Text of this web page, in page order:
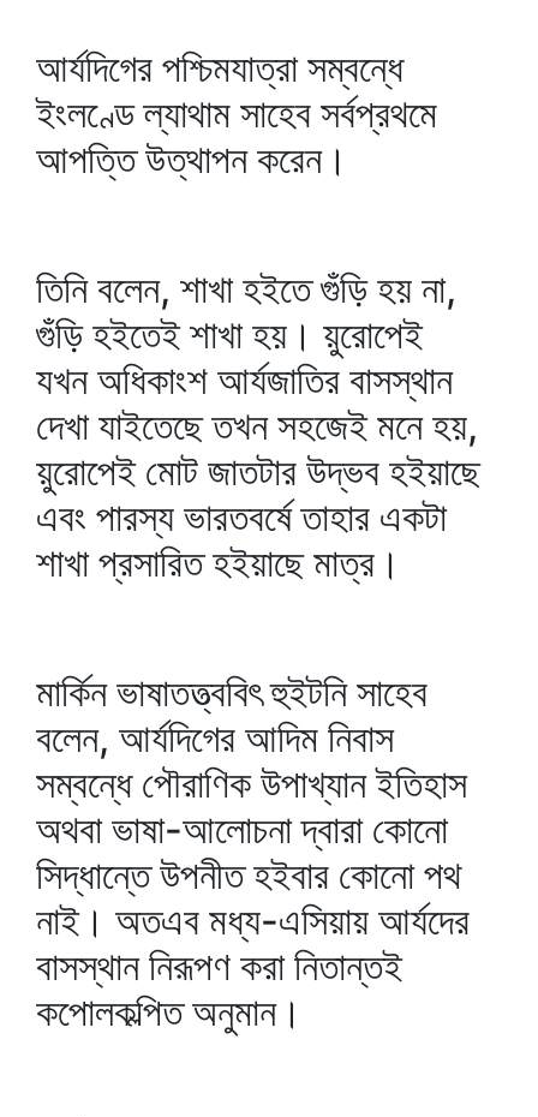
আর্যদিগের পশ্চিমযাত্রা সম্বন্ধে
ইংলণ্ডে ল্যাথাম সাহেব সর্বপ্রথমে
আপত্তি উত্থাপন করেন।
তিনি বলেন, শাখা হইতে গুঁড়ি হয় না,
গুঁড়ি হইতেই শাখা হয়। য়ুরোপেই
যখন অধিকাংশ আর্যজাতির বাসস্থান
দেখা যাইতেছে তখন সহজেই মনে হয়,
য়ুরোপেই মোট জাতটার উদ্ভব হইয়াছে
এবং পারস্য ভারতবর্ষে তাহার একটা
শাখা প্রসারিত হইয়াছে মাত্র।
মার্কিন ভাষাতত্ত্ববিৎ হুইটনি সাহেব
বলেন, আর্যদিগের আদিম নিবাস
সম্বন্ধে পৌরাণিক উপাখ্যান ইতিহাস
অথবা ভাষা-আলোচনা দ্বারা কোনো
সিদ্ধান্তে উপনীত হইবার কোনো পথ
নাই। অতএব মধ্য-এসিয়ায় আর্যদের
বাসস্থান নিরূপণ করা নিতান্তই
কপোলকল্পিত অনুমান।